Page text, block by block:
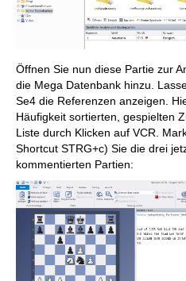
Öffnen Sie nun diese Partie zur
die Mega Datenbank hinzu.
Se4 die Referenzen anzeigen.
Häufigkeit sortierten, gespielten
Liste durch Klicken auf VCR.
Shortcut STRG+c) Sie die drei
kommentierten Partien: